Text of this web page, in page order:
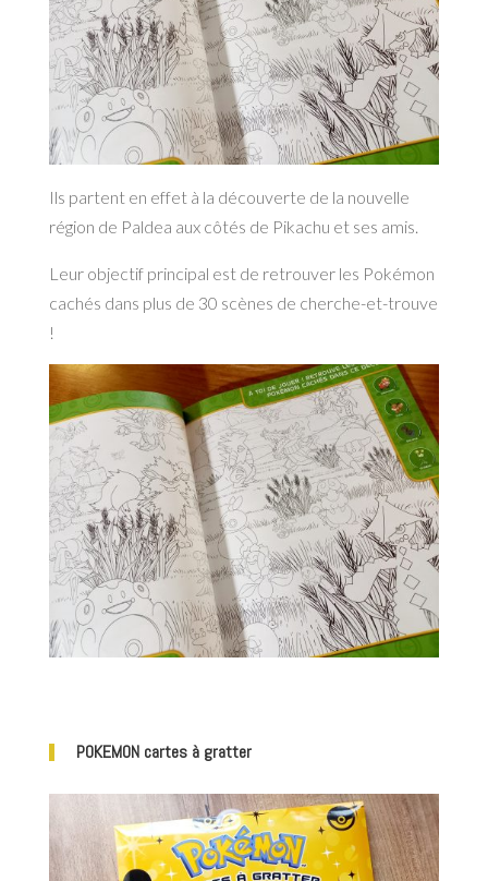
Ils partent en effet à la découverte de la nouvelle
région de Paldea aux côtés de Pikachu et ses amis.
Leur objectif principal est de retrouver les Pokémon
cachés dans plus de 30 scènes de cherche-et-trouve
!
POKEMON cartes à gratter